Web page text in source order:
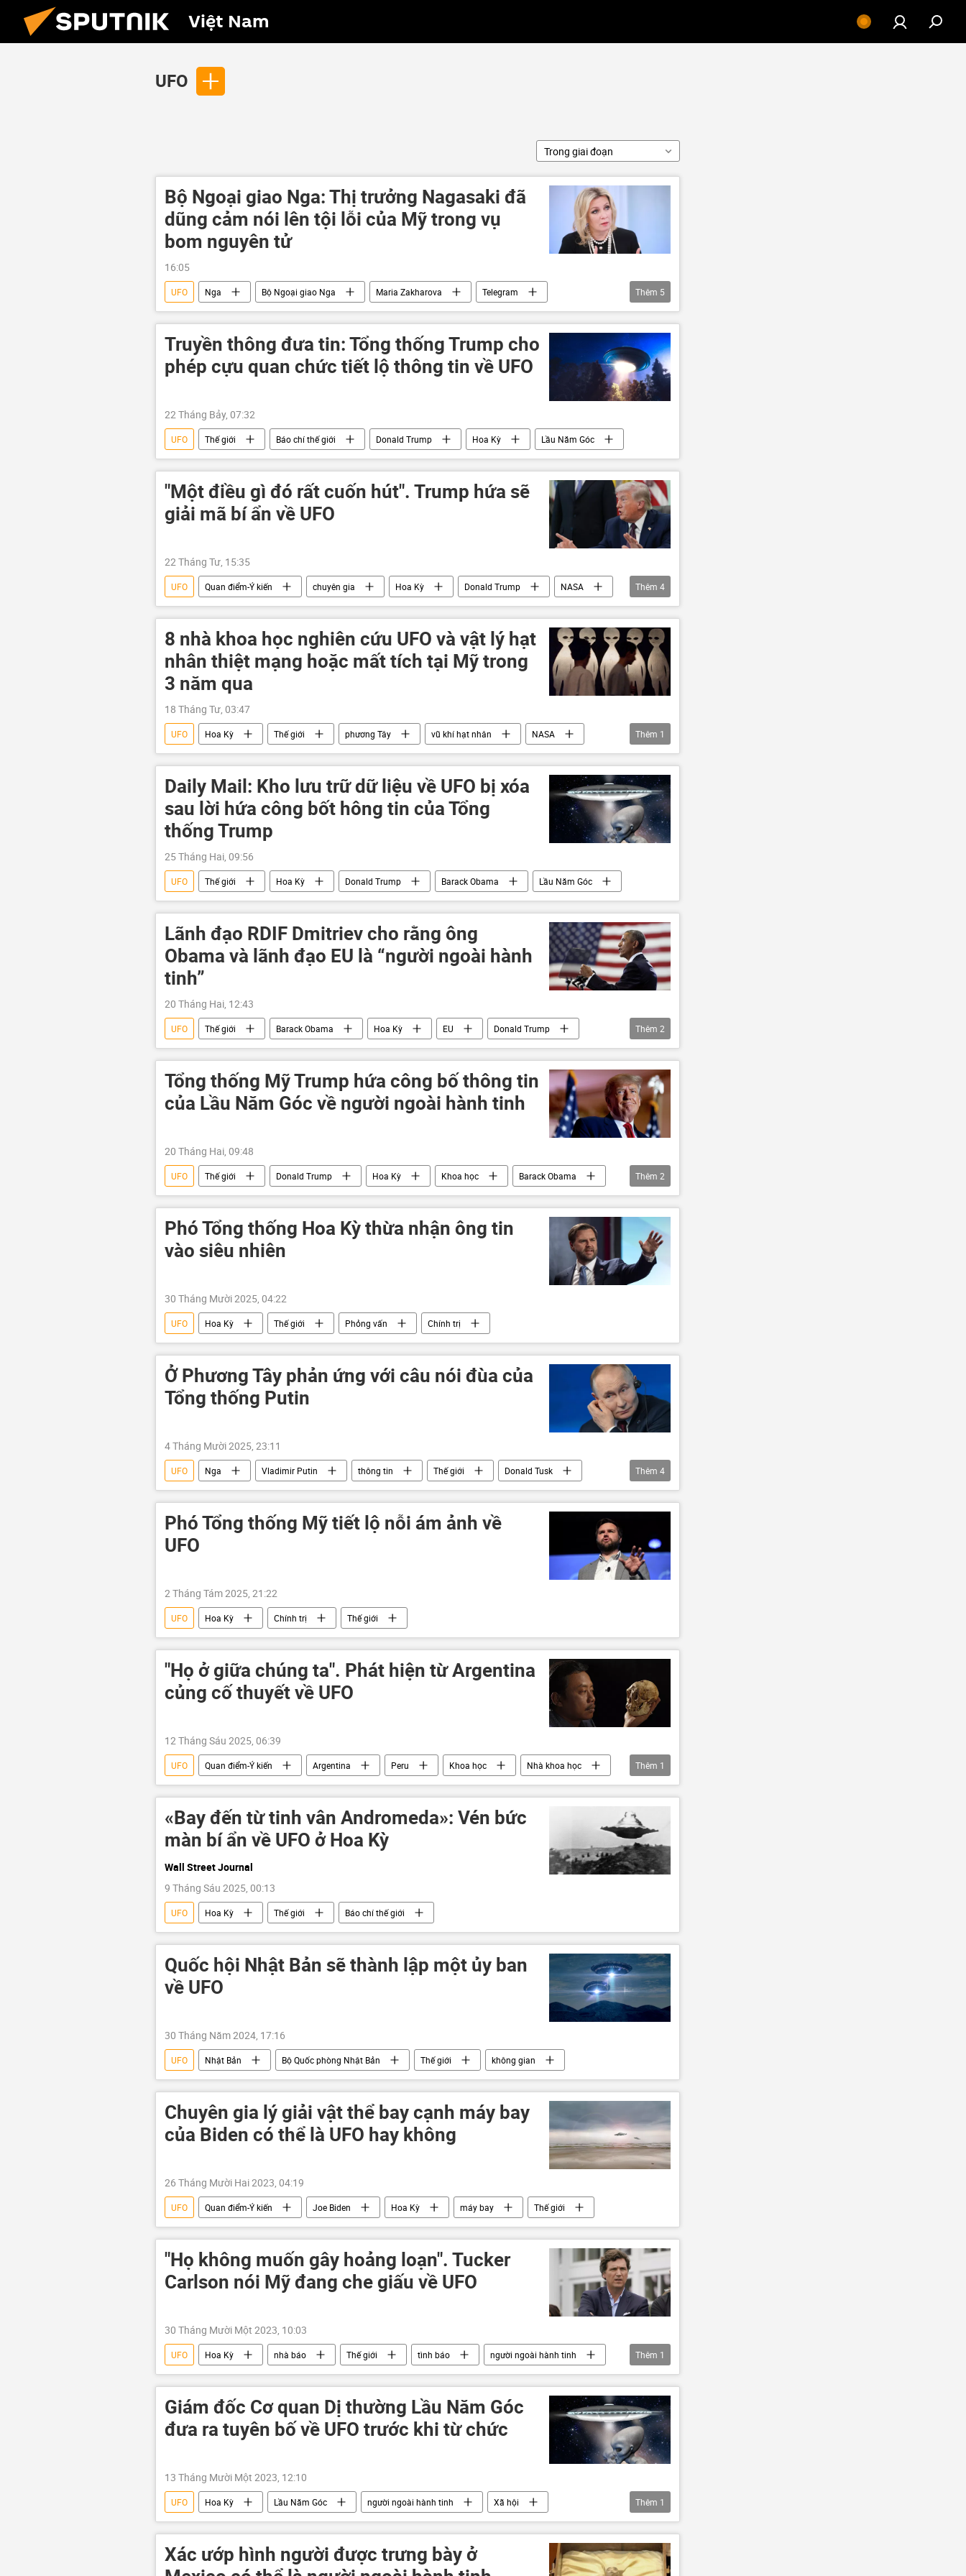
Việt Nam
UFO
Trong giai đoạn
Bộ Ngoại giao Nga: Thị trưởng Nagasaki đã
dũng cảm nói lên tội lỗi của Mỹ trong vụ
bom nguyên tử
16:05
UFO Nga Bộ Ngoại giao Nga Maria Zakharova
Telegram
Hiroshima
Nagasaki Nhật Bản Thế giới
Hoa Kỳ
bom nguyên tử
Thêm 5
Truyền thông đưa tin: Tổng thống Trump cho
phép cựu quan chức tiết lộ thông tin về UFO
22 Tháng Bảy, 07:32
UFO Thế giới Báo chí thế giới Donald Trump Hoa Kỳ Lầu Năm Góc
"Một điều gì đó rất cuốn hút". Trump hứa sẽ
giải mã bí ẩn về UFO
22 Tháng Tư, 15:35
UFO Quan điểm-Ý kiến chuyên gia Hoa Kỳ Donald Trump
NASA
Chính trị
Xã hội Nhà Trắng Lầu Năm Góc
Thêm 4
8 nhà khoa học nghiên cứu UFO và vật lý hạt
nhân thiệt mạng hoặc mất tích tại Mỹ trong
3 năm qua
18 Tháng Tư, 03:47
UFO Hoa Kỳ Thế giới phương Tây vũ khí hạt nhân
NASA
điều tra
Thêm 1
Daily Mail: Kho lưu trữ dữ liệu về UFO bị xóa
sau lời hứa công bốt hông tin của Tổng
thống Trump
25 Tháng Hai, 09:56
UFO Thế giới Hoa Kỳ Donald Trump Barack Obama Lầu Năm Góc
Lãnh đạo RDIF Dmitriev cho rằng ông
Obama và lãnh đạo EU là “người ngoài hành
tinh”
20 Tháng Hai, 12:43
UFO Thế giới Barack Obama Hoa Kỳ EU
Donald Trump
phương Tây
người ngoài hành tinh
Thêm 2
Tổng thống Mỹ Trump hứa công bố thông tin
của Lầu Năm Góc về người ngoài hành tinh
20 Tháng Hai, 09:48
UFO Thế giới Donald Trump Hoa Kỳ Khoa học
Barack Obama
Lầu Năm Góc
người ngoài hành tinh
Thêm 2
Phó Tổng thống Hoa Kỳ thừa nhận ông tin
vào siêu nhiên
30 Tháng Mười 2025, 04:22
UFO Hoa Kỳ Thế giới Phỏng vấn Chính trị
Ở Phương Tây phản ứng với câu nói đùa của
Tổng thống Putin
4 Tháng Mười 2025, 23:11
UFO Nga Vladimir Putin thông tin Thế giới
Donald Tusk
máy bay không người lái
Đan Mạch Pháp phương Tây
Thêm 4
Phó Tổng thống Mỹ tiết lộ nỗi ám ảnh về
UFO
2 Tháng Tám 2025, 21:22
UFO Hoa Kỳ Chính trị Thế giới
"Họ ở giữa chúng ta". Phát hiện từ Argentina
củng cố thuyết về UFO
12 Tháng Sáu 2025, 06:39
UFO Quan điểm-Ý kiến Argentina Peru Khoa học
Nhà khoa học
Mexico
Thêm 1
«Bay đến từ tinh vân Andromeda»: Vén bức
màn bí ẩn về UFO ở Hoa Kỳ
Wall Street Journal
9 Tháng Sáu 2025, 00:13
UFO Hoa Kỳ Thế giới Báo chí thế giới
Quốc hội Nhật Bản sẽ thành lập một ủy ban
về UFO
30 Tháng Năm 2024, 17:16
UFO Nhật Bản Bộ Quốc phòng Nhật Bản Thế giới không gian
Chuyên gia lý giải vật thể bay cạnh máy bay
của Biden có thể là UFO hay không
26 Tháng Mười Hai 2023, 04:19
UFO Quan điểm-Ý kiến Joe Biden Hoa Kỳ máy bay Thế giới
"Họ không muốn gây hoảng loạn". Tucker
Carlson nói Mỹ đang che giấu về UFO
30 Tháng Mười Một 2023, 10:03
UFO Hoa Kỳ nhà báo Thế giới tình báo
người ngoài hành tinh
Tucker Carlson
Thêm 1
Giám đốc Cơ quan Dị thường Lầu Năm Góc
đưa ra tuyên bố về UFO trước khi từ chức
13 Tháng Mười Một 2023, 12:10
UFO Hoa Kỳ Lầu Năm Góc người ngoài hành tinh
Xã hội
Khoa học
Trái Đất
Thêm 1
Xác ướp hình người được trưng bày ở